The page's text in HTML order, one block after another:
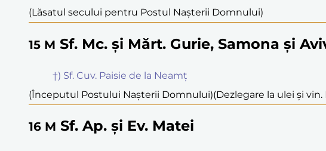
(Lăsatul secului pentru Postul Nașterii Domnului)
15 M Sf. Mc. și Mărt. Gurie, Samona și
†) Sf. Cuv. Paisie de la Neamț
(Începutul Postului Nașterii Domnului)(Dezlegare la ulei și
16 M Sf. Ap. și Ev. Matei